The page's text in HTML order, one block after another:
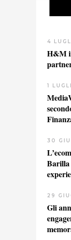
4
H&M
1
30
Barilla
29
Gli